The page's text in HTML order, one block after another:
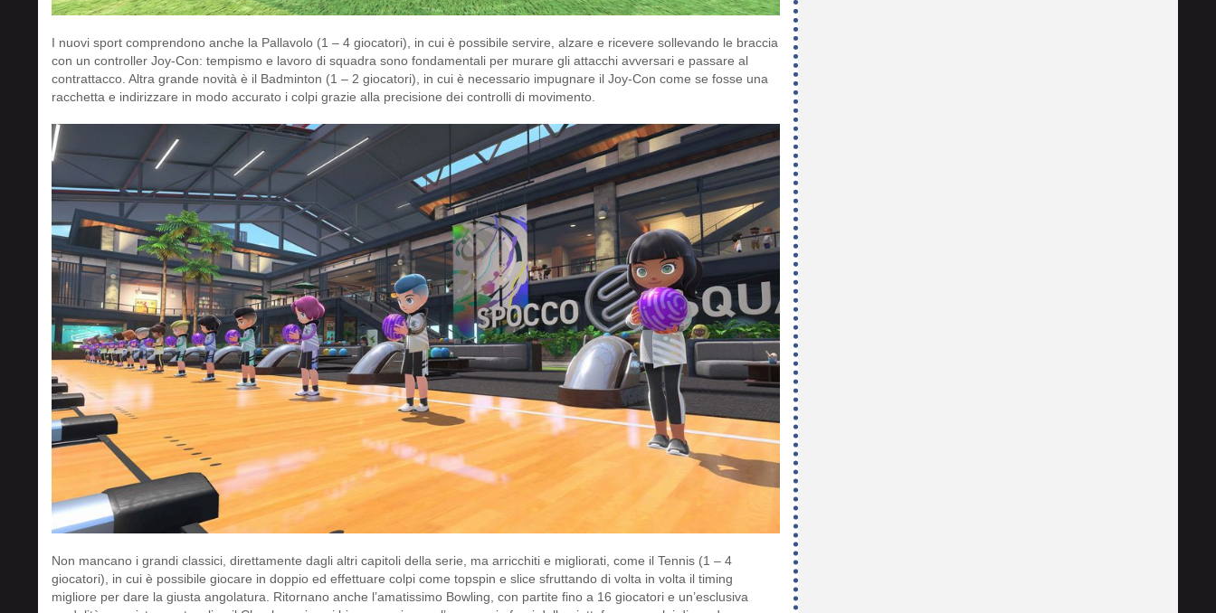
I nuovi sport comprendono anche la Pallavolo (1 – 4 giocatori), in cui è possibile servire, alzare e ricevere sollevando le braccia
con un controller Joy-Con: tempismo e lavoro di squadra sono fondamentali per murare gli attacchi avversari e passare al
contrattacco. Altra grande novità è il Badminton (1 – 2 giocatori), in cui è necessario impugnare il Joy-Con come se fosse una
racchetta e indirizzare in modo accurato i colpi grazie alla precisione dei controlli di movimento.
Non mancano i grandi classici, direttamente dagli altri capitoli della serie, ma arricchiti e migliorati, come il Tennis (1 – 4
giocatori), in cui è possibile giocare in doppio ed effettuare colpi come topspin e slice sfruttando di volta in volta il timing
migliore per dare la giusta angolatura. Ritornano anche l’amatissimo Bowling, con partite fino a 16 giocatori e un’esclusiva